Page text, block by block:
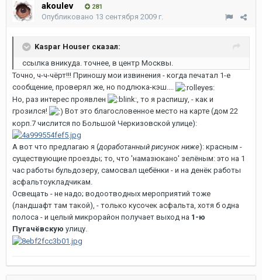
akoulev 281
Опубликовано 13 сентября 2009 г.
Kaspar Houser сказал:
ссылка вникуда. точнее, в центр Москвы.
Точно, ч-ч-чёрт!!! Приношу мои извинения - когда печатал 1-е
сообщение, проверял же, но подлюка-кэш....
Но, раз интерес проявлен
, то я распишу, - как и
грозился!
Вот это благословенное место на карте (дом 22
корп.7 числится по Большой Черкизовской улице):
А вот что предлагаю я (доработанный рисунок ниже): красным -
существующие проезды; то, что 'намазюкано' зелёным: это на 1
час работы бульдозеру, самосвал щебёнки - и на денёк работы
асфальтоукладчикам.
Освещать - не надо; водоотводных мероприятий тоже
(ландшафт там такой), - только кусочек асфальта, хотя б одна
полоса - и целый микрорайон получает выход на 1-ю
Пугачёвскую улицу.